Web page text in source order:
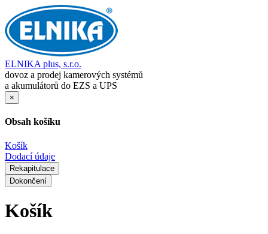
ELNIKA plus, s.r.o.
dovoz a prodej kamerových systémů
a akumulátorů do EZS a UPS
×
Obsah košíku
Košík
Dodací údaje
Rekapitulace
Dokončení
Košík